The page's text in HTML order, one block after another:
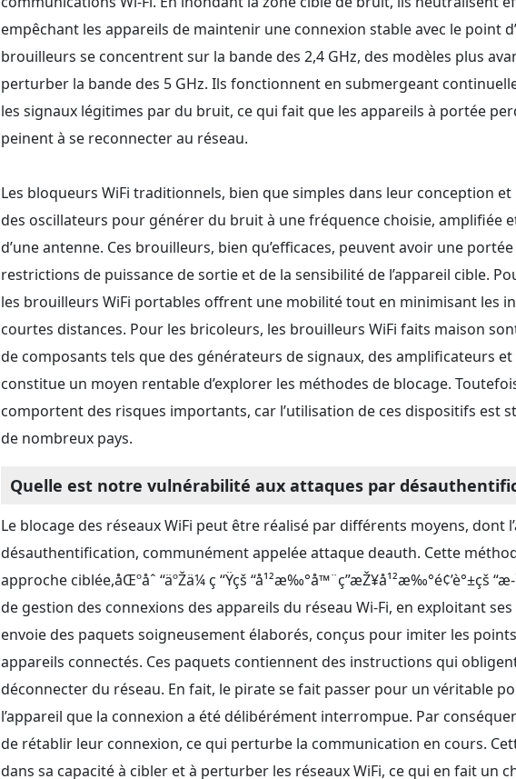
empêchant les appareils de maintenir une connexion stable avec le point
brouilleurs se concentrent sur la bande des 2,4 GHz, des modèles plus
perturber la bande des 5 GHz. Ils fonctionnent en submergeant
les signaux légitimes par du bruit, ce qui fait que les appareils à portée
peinent à se reconnecter au réseau.
Les bloqueurs WiFi traditionnels, bien que simples dans leur conception
des oscillateurs pour générer du bruit à une fréquence choisie, amplifiée
d’une antenne. Ces brouilleurs, bien qu’efficaces, peuvent avoir une
restrictions de puissance de sortie et de la sensibilité de l’appareil cible.
les brouilleurs WiFi portables offrent une mobilité tout en minimisant les
courtes distances. Pour les bricoleurs, les brouilleurs WiFi faits maison
de composants tels que des générateurs de signaux, des amplificateurs et
constitue un moyen rentable d’explorer les méthodes de blocage.
comportent des risques importants, car l’utilisation de ces dispositifs est
de nombreux pays.
Quelle est notre vulnérabilité aux attaques par
Le blocage des réseaux WiFi peut être réalisé par différents moyens, dont
désauthentification, communément appelée attaque deauth. Cette
approche ciblée,åŒºåˆ “äºŽä¼ ç “Ÿçš “å¹²æ‰°å™¨ç”æŽ¥å¹²æ‰°é¢’è°±çš
de gestion des connexions des appareils du réseau Wi-Fi, en exploitant
envoie des paquets soigneusement élaborés, conçus pour imiter les points
appareils connectés. Ces paquets contiennent des instructions qui
déconnecter du réseau. En fait, le pirate se fait passer pour un véritable
l’appareil que la connexion a été délibérément interrompue. Par
de rétablir leur connexion, ce qui perturbe la communication en cours.
dans sa capacité à cibler et à perturber les réseaux WiFi, ce qui en fait un